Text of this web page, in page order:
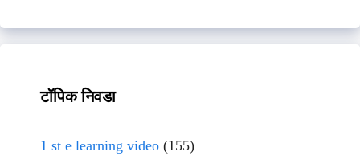
टॉपिक निवडा
1 st e learning video (155)